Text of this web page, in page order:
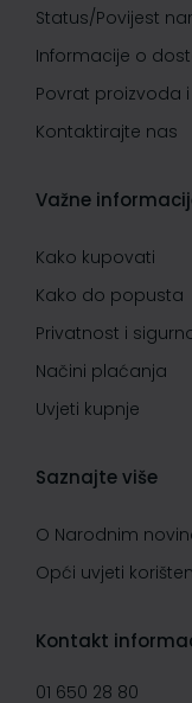
Status/Povijest
Informacije o
Povrat proizvoda
Kontaktirajte nas
Važne
Kako kupovati
Kako do popusta
Privatnost i
Načini plaćanja
Uvjeti kupnje
Saznajte više
O Narodnim
Opći uvjeti
Kontakt
01 650 28 80